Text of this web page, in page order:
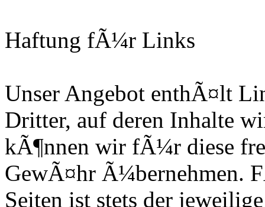
Haftung fÃ¼r Links
Unser Angebot enthÃ¤lt
Dritter, auf deren Inhalte
kÃ¶nnen wir fÃ¼r diese
GewÃ¤hr Ã¼bernehmen.
Seiten ist stets der